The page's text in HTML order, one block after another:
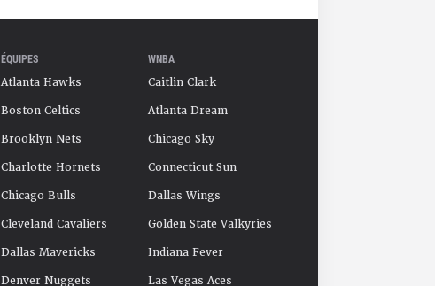
ÉQUIPES
Atlanta Hawks
Boston Celtics
Brooklyn Nets
Charlotte Hornets
Chicago Bulls
Cleveland Cavaliers
Dallas Mavericks
Denver Nuggets
WNBA
Caitlin Clark
Atlanta Dream
Chicago Sky
Connecticut Sun
Dallas Wings
Golden State Valkyries
Indiana Fever
Las Vegas Aces